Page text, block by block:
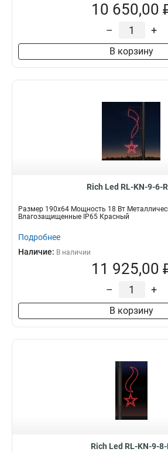
10 650,00
– +
В корзину
Rich Led RL-KN-9-6-
Размер 190х64 Мощность 18 Вт
Влагозащищенные IP65 Красный
Подробнее
Наличие: В наличии
11 925,00
– +
В корзину
Rich Led RL-KN-9-8-